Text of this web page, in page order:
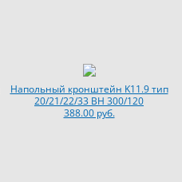
Напольный кронштейн K11.9 тип
20/21/22/33 BH 300/120
388.00 руб.